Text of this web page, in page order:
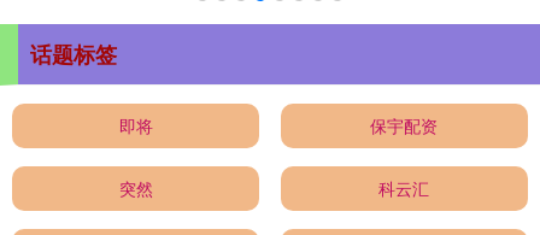
话题标签
即将 保宇配资
突然 科云汇